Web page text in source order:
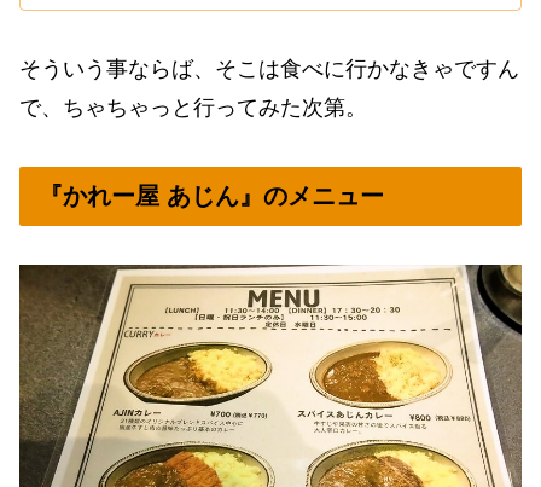
そういう事ならば、そこは食べに行かなきゃですん
で、ちゃちゃっと行ってみた次第。
『かれー屋 あじん』のメニュー